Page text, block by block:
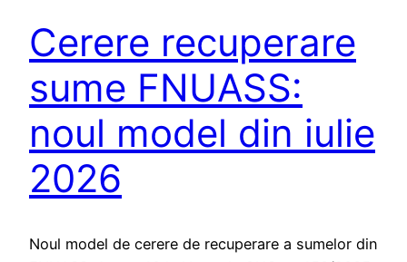
Cerere recuperare
sume FNUASS:
noul model din iulie
2026
Noul model de cerere de recuperare a sumelor din